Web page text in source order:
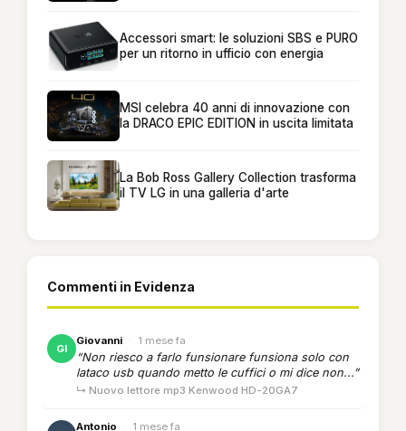
Accessori smart: le soluzioni SBS e PURO
per un ritorno in ufficio con energia
MSI celebra 40 anni di innovazione con
la DRACO EPIC EDITION in uscita limitata
La Bob Ross Gallery Collection trasforma
il TV LG in una galleria d'arte
Commenti in Evidenza
GI
Giovanni · 1 mese fa
“Non riesco a farlo funsionare funsiona solo con
lataco usb quando metto le cuffici o mi dice non...”
↳ Nuovo lettore mp3 Kenwood HD-20GA7
Antonio · 1 mese fa